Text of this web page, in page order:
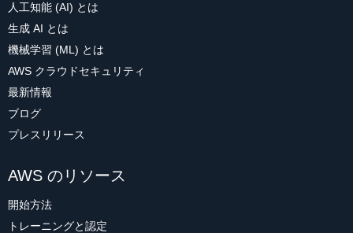
人工知能 (AI) とは
生成 AI とは
機械学習 (ML) とは
AWS クラウドセキュリティ
最新情報
ブログ
プレスリリース
AWS のリソース
開始方法
トレーニングと認定